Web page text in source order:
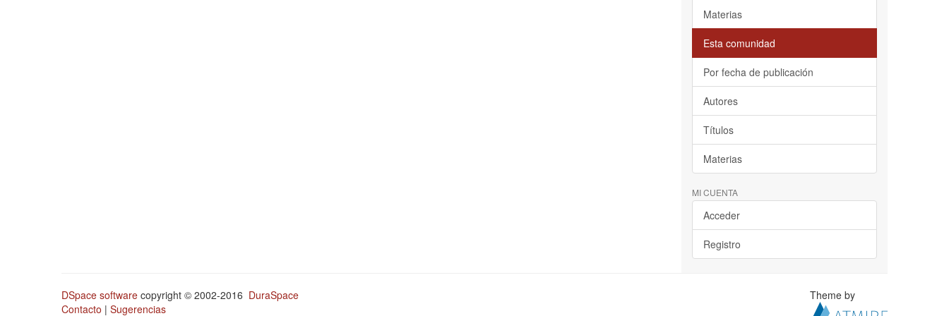
Materias
Esta comunidad
Por fecha de publicación
Autores
Títulos
Materias
MI CUENTA
Acceder
Registro
DSpace software copyright © 2002-2016 DuraSpace
Contacto | Sugerencias
Theme by